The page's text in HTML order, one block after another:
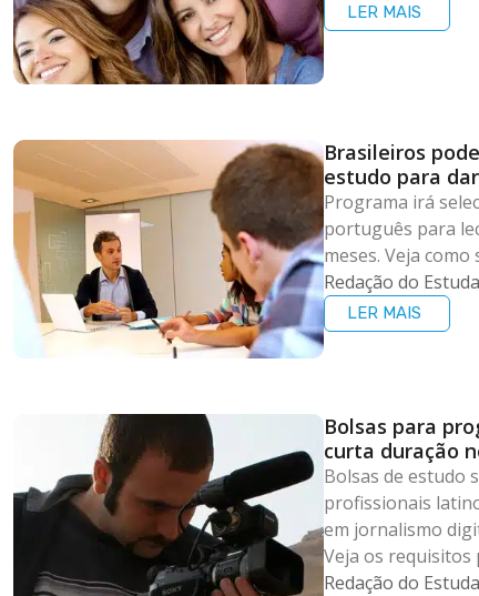
LER MAIS
Brasileiros
estudo para
Programa irá
português para
meses. Veja como
Redação do
LER MAIS
Bolsas para
curta duração
Bolsas de estudo
profissionais
em jornalismo
Veja os requisitos
Redação do